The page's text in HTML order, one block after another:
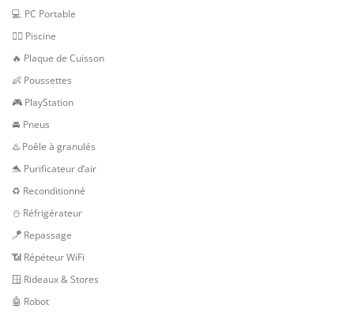
💻 PC Portable
🏊‍♂️ Piscine
🔥 Plaque de Cuisson
👶 Poussettes
🎮 PlayStation
🚘 Pneus
♨️ Poêle à granulés
🐬 Purificateur d’air
♻️ Reconditionné
⛄ Réfrigérateur
🪁 Repassage
📶 Répéteur WiFi
🪟 Rideaux & Stores
🤖 Robot